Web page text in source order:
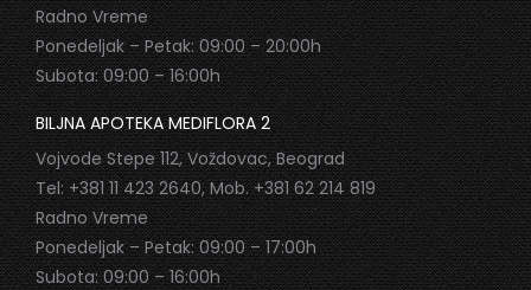
Radno Vreme
Ponedeljak – Petak: 09:00 – 20:00h
Subota: 09:00 – 16:00h
BILJNA APOTEKA MEDIFLORA 2
Vojvode Stepe 112, Voždovac, Beograd
Tel: +381 11 423 2640, Mob. +381 62 214 819
Radno Vreme
Ponedeljak – Petak: 09:00 – 17:00h
Subota: 09:00 – 16:00h